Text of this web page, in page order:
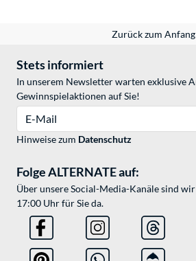
Zurück zum Anfang
Stets informiert
In unserem Newsletter warten exklusive
Gewinnspielaktionen auf Sie!
Hinweise zum Datenschutz
Folge ALTERNATE auf:
Über unsere Social-Media-Kanäle sind
17:00 Uhr für Sie da.